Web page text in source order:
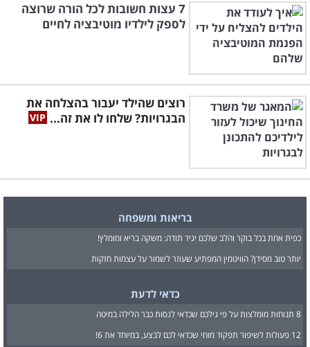
7 עצות חשובות לכל הורה שרוצה
לספק לילדיו מוטיבציה לחיים
רוצים שהילד יעבור בהצלחה את
הבגרויות? שלחו לו את זה...
בריאות ומשפחה
כפית אחת בכל בוקר והלב שלכם יגיד תודה: משקה בריא ומומלץ!
יותר טוב מסידן? הוויטמין המפתיע שעוזר לשמור על עצמות חזקות
כדאי לדעת
8 תנוחות מומלצות על פי גילכם שכדאי לנסות כבר הלילה במיטה
12 פעולות לשיפור תפקוד מוחי שכדאי לכם לבצע, במיוחד את 6!